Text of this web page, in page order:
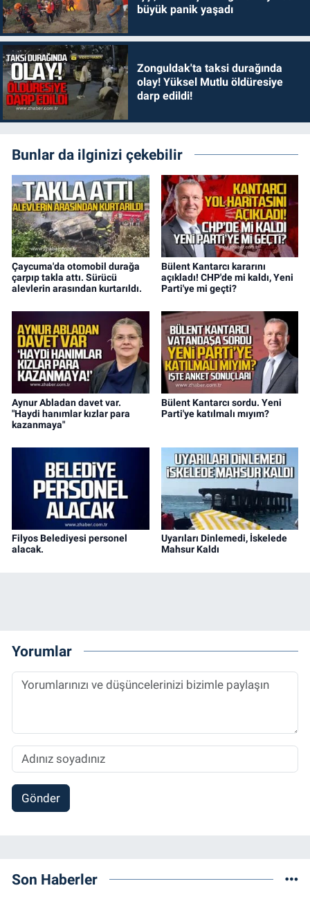
büyük panik yaşadı
Zonguldak'ta taksi durağında
olay! Yüksel Mutlu öldüresiye
darp edildi!
Bunlar da ilginizi çekebilir
Çaycuma'da otomobil durağa
çarpıp takla attı. Sürücü
alevlerin arasından kurtarıldı.
Bülent Kantarcı kararını
açıkladı! CHP'de mi kaldı, Yeni
Parti'ye mi geçti?
Aynur Abladan davet var.
"Haydi hanımlar kızlar para
kazanmaya"
Bülent Kantarcı sordu. Yeni
Parti'ye katılmalı mıyım?
Filyos Belediyesi personel
alacak.
Uyarıları Dinlemedi, İskelede
Mahsur Kaldı
Yorumlar
Gönder
Son Haberler